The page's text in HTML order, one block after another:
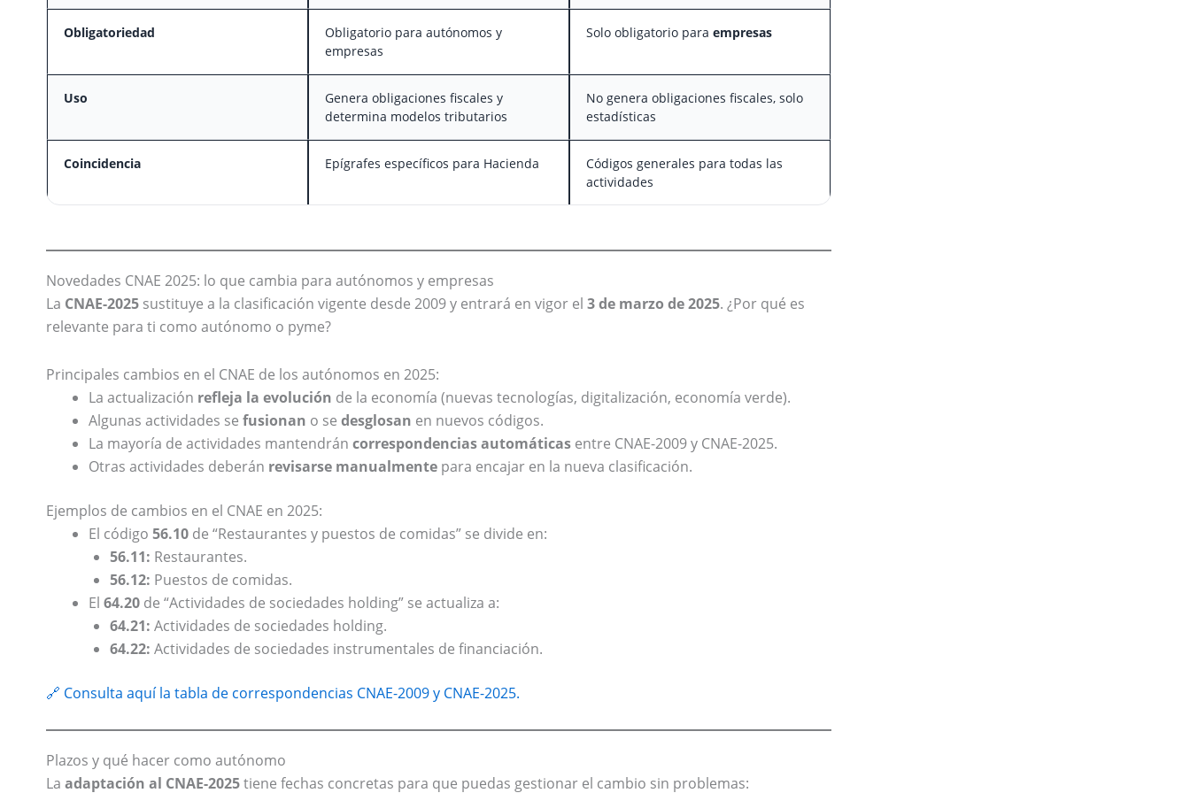
Obligatoriedad
Obligatorio para autónomos y
empresas
Solo obligatorio para empresas
Uso
Genera obligaciones fiscales y
determina modelos tributarios
No genera obligaciones fiscales, solo
estadísticas
Coincidencia Epígrafes específicos para Hacienda
Códigos generales para todas las
actividades
Novedades CNAE 2025: lo que cambia para autónomos y empresas
La CNAE-2025 sustituye a la clasificación vigente desde 2009 y entrará en vigor el 3 de marzo de 2025. ¿Por qué es
relevante para ti como autónomo o pyme?
Principales cambios en el CNAE de los autónomos en 2025:
La actualización refleja la evolución de la economía (nuevas tecnologías, digitalización, economía verde).
Algunas actividades se fusionan o se desglosan en nuevos códigos.
La mayoría de actividades mantendrán correspondencias automáticas entre CNAE-2009 y CNAE-2025.
Otras actividades deberán revisarse manualmente para encajar en la nueva clasificación.
Ejemplos de cambios en el CNAE en 2025:
El código 56.10 de “Restaurantes y puestos de comidas” se divide en:
56.11: Restaurantes.
56.12: Puestos de comidas.
El 64.20 de “Actividades de sociedades holding” se actualiza a:
64.21: Actividades de sociedades holding.
64.22: Actividades de sociedades instrumentales de financiación.
🔗 Consulta aquí la tabla de correspondencias CNAE-2009 y CNAE-2025.
Plazos y qué hacer como autónomo
La adaptación al CNAE-2025tiene fechas concretas para que puedas gestionar el cambio sin problemas: